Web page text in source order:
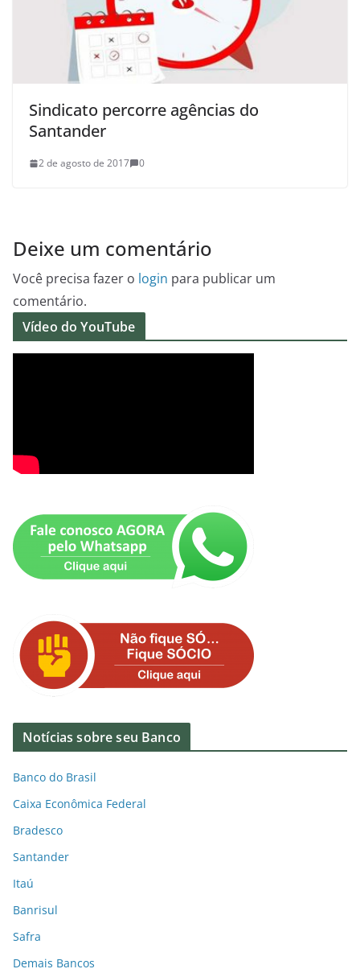
Sindicato percorre agências do
Santander
2 de agosto de 2017 0
Deixe um comentário
Você precisa fazer o login para publicar um
comentário.
Vídeo do YouTube
Notícias sobre seu Banco
Banco do Brasil
Caixa Econômica Federal
Bradesco
Santander
Itaú
Banrisul
Safra
Demais Bancos